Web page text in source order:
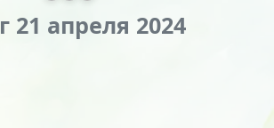
21 апреля 2024